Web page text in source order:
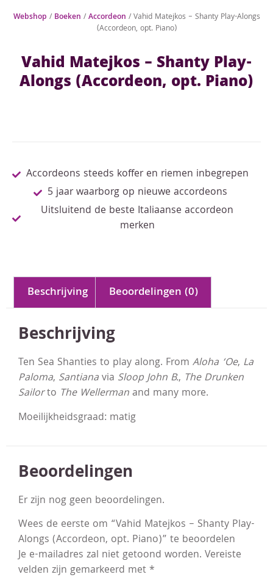
Webshop / Boeken /Accordeon / Vahid Matejkos – Shanty Play-Alongs
(Accordeon, opt. Piano)
Vahid Matejkos – Shanty Play-
Alongs (Accordeon, opt. Piano)
Accordeons steeds koffer en riemen inbegrepen
5 jaar waarborg op nieuwe accordeons
Uitsluitend de beste Italiaanse accordeon
merken
Beschrijving Beoordelingen (0)
Beschrijving
Ten Sea Shanties to play along. From Aloha ‘Oe, La
Paloma, Santianavia Sloop John B., The Drunken
Sailorto The Wellermanand many more.
Moeilijkheidsgraad: matig
Beoordelingen
Er zijn nog geen beoordelingen.
Wees de eerste om “Vahid Matejkos – Shanty Play-
Alongs (Accordeon, opt. Piano)” te beoordelen
Je e-mailadres zal niet getoond worden. Vereiste
velden zijn gemarkeerd met*